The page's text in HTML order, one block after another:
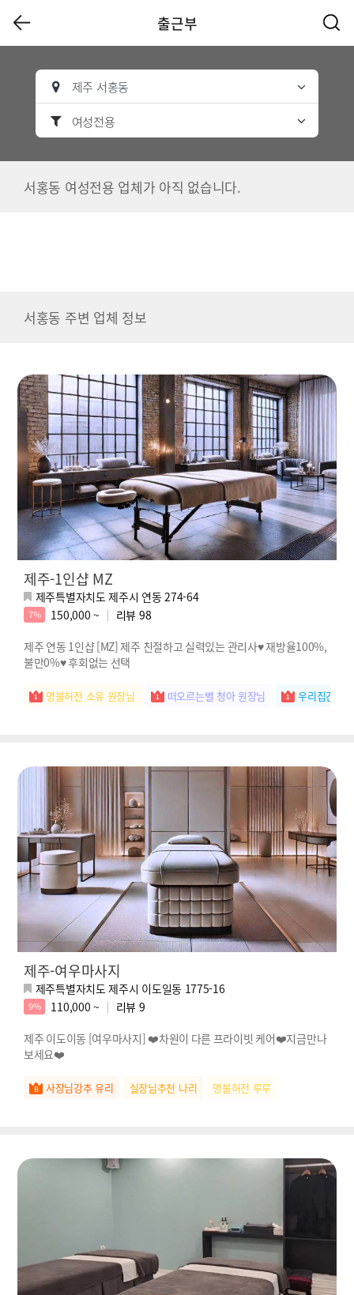
출근부
제주 서홍동
여성전용
서홍동 여성전용 업체가 아직 없습니다.
서홍동 주변 업체 정보
제주-1인샵 MZ
제주특별자치도 제주시 연동 274-64
7% 150,000 ~ 리뷰 98
제주 연동 1인샵 [MZ] 제주 친절하고 실력있는 관리사♥ 재방율100%,
불만0%♥ 후회없는 선택
명불허전 소유 원장님 떠오르는별 청아 원장님 우리집간판
제주-여우마사지
제주특별자치도 제주시 이도일동 1775-16
9% 110,000 ~ 리뷰 9
제주 이도이동 [여우마사지] ❤️차원이 다른 프라이빗 케어❤️지금만나
보세요❤️
사장님강추 유리 실장님추천 나리 명불허전 루루